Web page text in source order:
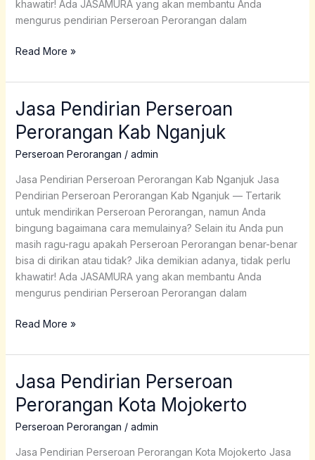
khawatir! Ada JASAMURA yang akan membantu Anda
mengurus pendirian Perseroan Perorangan dalam
Read More »
Jasa Pendirian Perseroan
Perorangan Kab Nganjuk
Perseroan Perorangan / admin
Jasa Pendirian Perseroan Perorangan Kab Nganjuk Jasa
Pendirian Perseroan Perorangan Kab Nganjuk — Tertarik
untuk mendirikan Perseroan Perorangan, namun Anda
bingung bagaimana cara memulainya? Selain itu Anda pun
masih ragu-ragu apakah Perseroan Perorangan benar-benar
bisa di dirikan atau tidak? Jika demikian adanya, tidak perlu
khawatir! Ada JASAMURA yang akan membantu Anda
mengurus pendirian Perseroan Perorangan dalam
Jasa
Perseroan
Perorangan
Nganjuk
Read More »
Jasa Pendirian Perseroan
Perorangan Kota Mojokerto
Perseroan Perorangan / admin
Jasa Pendirian Perseroan Perorangan Kota Mojokerto Jasa
Jasa
Perseroan
Perorangan